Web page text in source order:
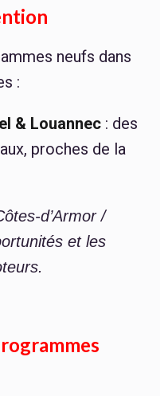
neufs dans
:
& Louannec: des
proches de la
d’Armor /
et les